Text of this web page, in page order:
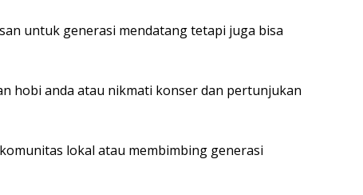
untuk generasi mendatang tetapi juga bisa
hobi anda atau nikmati konser dan pertunjukan
lokal atau membimbing generasi